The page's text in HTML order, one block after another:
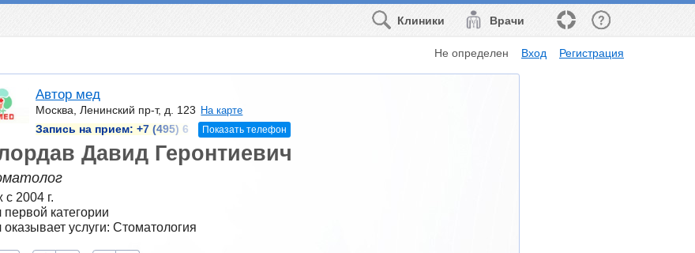
Врачи
Клиники
Не определен Вход Регистрация
Автор мед
Москва, Ленинский пр-т, д. 123 На карте
Запись на прием: +7 (495) 6 Показать телефон
Давид Геронтиевич
2004 г.
первой категории
оказывает услуги: Стоматология